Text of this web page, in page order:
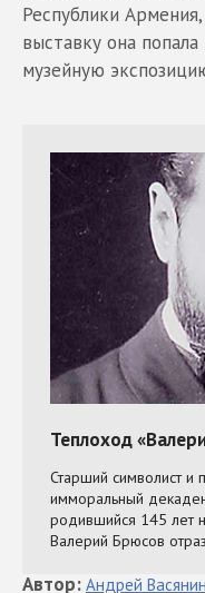
Республики
выставку она
музейную
Автор: Андрей Васянин